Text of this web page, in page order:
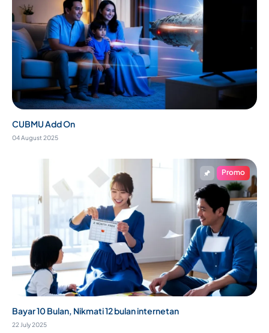
CUBMU Add On
04 August 2025
Promo
Bayar 10 Bulan, Nikmati 12 bulan internetan
22 July 2025